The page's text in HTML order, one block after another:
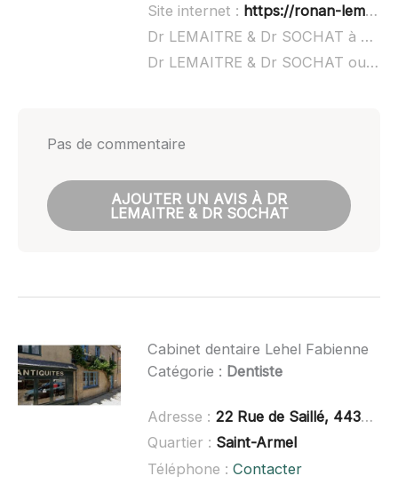
Site internet : https://ronan-lemaitre.business.site/
Dr LEMAITRE & Dr SOCHAT à domicile :
Dr LEMAITRE & Dr SOCHAT ouvert dimanche :
Pas de commentaire
AJOUTER UN AVIS À DR
LEMAITRE & DR SOCHAT
Cabinet dentaire Lehel Fabienne
Catégorie : Dentiste
Adresse : 22 Rue de Saillé, 44350 Guérande
Quartier : Saint-Armel
Téléphone : Contacter